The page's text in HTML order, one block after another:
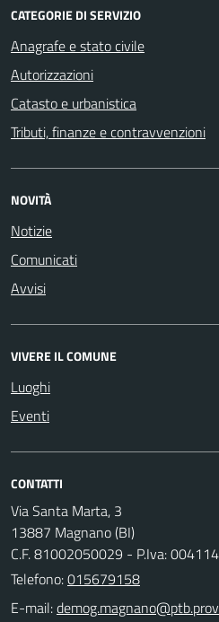
CATEGORIE DI SERVIZIO
Anagrafe e stato civile
Autorizzazioni
Catasto e urbanistica
Tributi, finanze e contravvenzioni
NOVITÀ
Notizie
Comunicati
Avvisi
VIVERE IL COMUNE
Luoghi
Eventi
CONTATTI
Via Santa Marta, 3
13887 Magnano (BI)
C.F. 81002050029 - P.Iva:
Telefono:015679158
E-mail: